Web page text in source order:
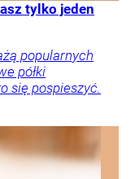
tylko jeden
popularnych
półki
się pospieszyć.